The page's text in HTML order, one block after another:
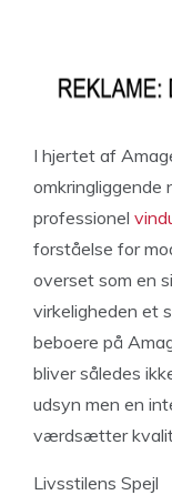
I hjertet af
omkringliggende
professionel
forståelse for
overset som en
virkeligheden et
beboere på
bliver således
udsyn men en
værdsætter
Livsstilens Spejl